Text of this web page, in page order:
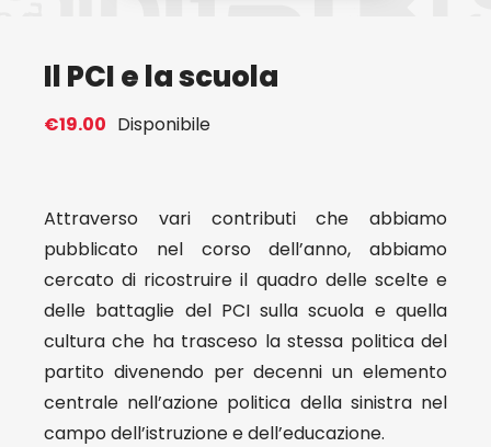
Il PCI e la scuola
€19.00 Disponibile
Attraverso vari contributi che abbiamo
pubblicato nel corso dell’anno, abbiamo
cercato di ricostruire il quadro delle scelte e
delle battaglie del PCI sulla scuola e quella
cultura che ha trasceso la stessa politica del
partito divenendo per decenni un elemento
centrale nell’azione politica della sinistra nel
campo dell’istruzione e dell’educazione.